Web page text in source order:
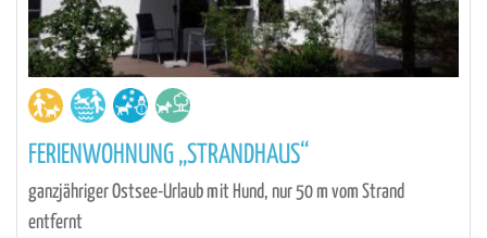
FERIENWOHNUNG „STRANDHAUS“
ganzjähriger Ostsee-Urlaub mit Hund, nur 50 m vom Strand
entfernt